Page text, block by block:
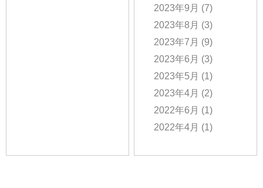
2023年9月 (7)
2023年8月 (3)
2023年7月 (9)
2023年6月 (3)
2023年5月 (1)
2023年4月 (2)
2022年6月 (1)
2022年4月 (1)